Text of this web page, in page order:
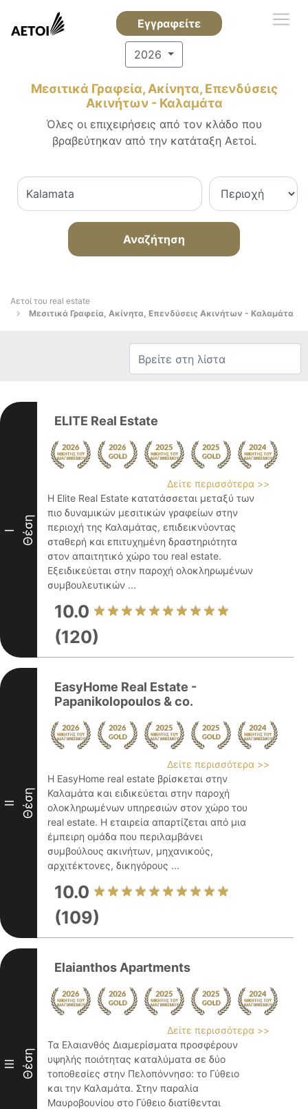
Εγγραφείτε
2026
Μεσιτικά Γραφεία, Ακίνητα, Επενδύσεις
Ακινήτων - Καλαμάτα
Όλες οι επιχειρήσεις από τον κλάδο που
βραβεύτηκαν από την κατάταξη Αετοί.
Αναζήτηση
Αετοί του real estate
Μεσιτικά Γραφεία, Ακίνητα, Επενδύσεις Ακινήτων - Καλαμάτα
I Θέση
ELITE Real Estate
Δείτε περισσότερα >>
Η Elite Real Estate κατατάσσεται μεταξύ των
πιο δυναμικών μεσιτικών γραφείων στην
περιοχή της Καλαμάτας, επιδεικνύοντας
σταθερή και επιτυχημένη δραστηριότητα
στον απαιτητικό χώρο του real estate.
Εξειδικεύεται στην παροχή ολοκληρωμένων
συμβουλευτικών ...
10.0
(120)
II Θέση
EasyHome Real Estate -
Papanikolopoulos & co.
Δείτε περισσότερα >>
Η EasyHome real estate βρίσκεται στην
Καλαμάτα και ειδικεύεται στην παροχή
ολοκληρωμένων υπηρεσιών στον χώρο του
real estate. Η εταιρεία απαρτίζεται από μια
έμπειρη ομάδα που περιλαμβάνει
συμβούλους ακινήτων, μηχανικούς,
αρχιτέκτονες, δικηγόρους ...
10.0
(109)
III Θέση
Elaianthos Apartments
Δείτε περισσότερα >>
Τα Ελαιανθός Διαμερίσματα προσφέρουν
υψηλής ποιότητας καταλύματα σε δύο
τοποθεσίες στην Πελοπόννησο: το Γύθειο
και την Καλαμάτα. Στην παραλία
Μαυροβουνίου στο Γύθειο διατίθενται